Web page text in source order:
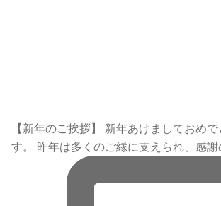
【新年のご挨拶】 新年あけましておめ
す。 昨年は多くのご縁に支えられ、感謝